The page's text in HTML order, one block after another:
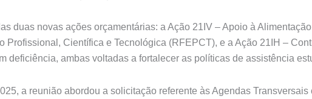
duas novas ações orçamentárias: a Ação 21IV – Apoio à
Profissional, Científica e Tecnológica (RFEPCT), e a Ação 21IH –
deficiência, ambas voltadas a fortalecer as políticas de assistência
a reunião abordou a solicitação referente às Agendas Transversais